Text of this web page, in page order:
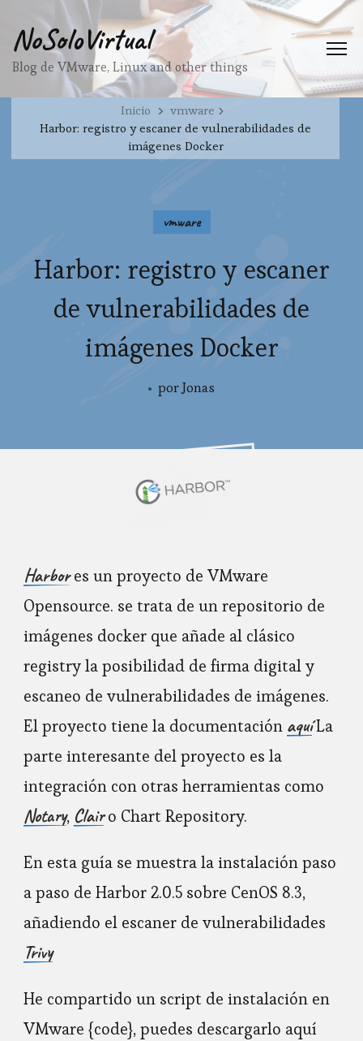
NoSoloVirtual
Blog de VMware, Linux and other things
Inicio
vmware
Harbor: registro y escaner de vulnerabilidades de
imágenes Docker
vmware
Harbor: registro y escaner
de vulnerabilidades de
imágenes Docker
porJonas
Harbores un proyecto de VMware
Opensource. se trata de un repositorio de
imágenes docker que añade al clásico
registry la posibilidad de firma digital y
escaneo de vulnerabilidades de imágenes.
El proyecto tiene la documentación aquíLa
parte interesante del proyecto es la
integración con otras herramientas como
Notary, Clairo Chart Repository.
En esta guía se muestra la instalación paso
a paso de Harbor 2.0.5 sobre CenOS 8.3,
añadiendo el escaner de vulnerabilidades
Trivy
He compartido un script de instalación en
VMware {code}, puedes descargarlo aquí